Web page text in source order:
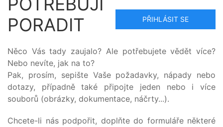
PORADIT
PŘIHLÁSIT SE
Něco Vás tady zaujalo? Ale potřebujete vědět více?
Nebo nevíte, jak na to?
Pak, prosím, sepište Vaše požadavky, nápady nebo
dotazy, případně také připojte jeden nebo i více
souborů (obrázky, dokumentace, náčrty...).
Chcete-li nás podpořit, doplňte do formuláře některé